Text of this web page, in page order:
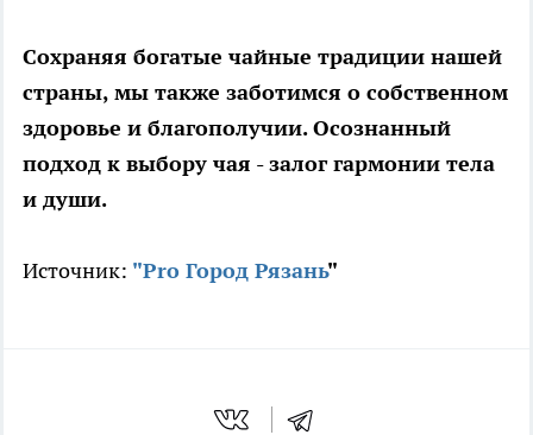
Сохраняя богатые чайные традиции нашей
страны, мы также заботимся о собственном
здоровье и благополучии. Осознанный
подход к выбору чая - залог гармонии тела
и души.
Источник: "Pro Город Рязань"